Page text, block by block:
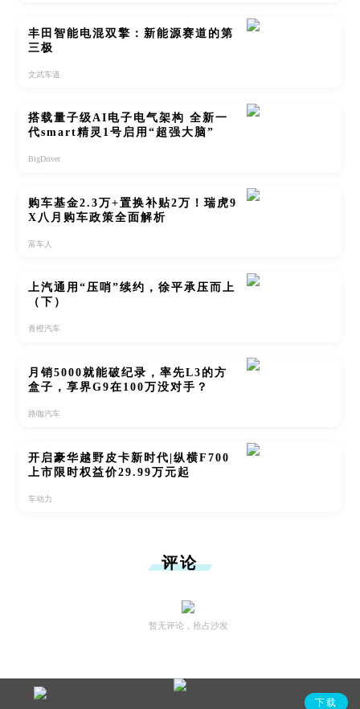
丰田智能电混双擎：新能源赛道的第
三极
文武车道
搭载量子级AI电子电气架构 全新一
代smart精灵1号启用“超强大脑”
BigDriver
购车基金2.3万+置换补贴2万！瑞虎9
X八月购车政策全面解析
富车人
上汽通用“压哨”续约，徐平承压而上
（下）
青橙汽车
月销5000就能破纪录，率先L3的方
盒子，享界G9在100万没对手？
路咖汽车
开启豪华越野皮卡新时代|纵横F700
上市限时权益价29.99万元起
车动力
评论
暂无评论，抢占沙发
下载